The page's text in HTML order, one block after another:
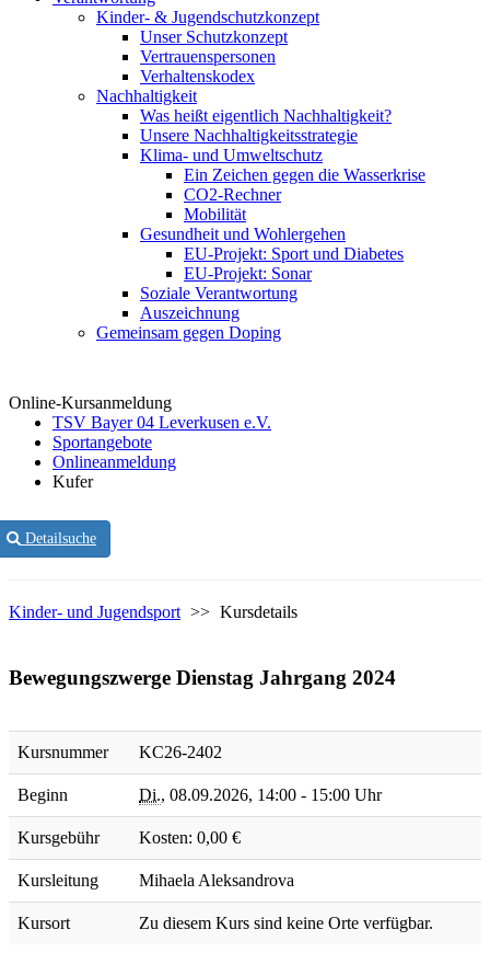
Kinder- & Jugendschutzkonzept
Unser Schutzkonzept
Vertrauenspersonen
Verhaltenskodex
Nachhaltigkeit
Was heißt eigentlich Nachhaltigkeit?
Unsere Nachhaltigkeitsstrategie
Klima- und Umweltschutz
Ein Zeichen gegen die Wasserkrise
CO2-Rechner
Mobilität
Gesundheit und Wohlergehen
EU-Projekt: Sport und Diabetes
EU-Projekt: Sonar
Soziale Verantwortung
Auszeichnung
Gemeinsam gegen Doping
Online-Kursanmeldung
TSV Bayer 04 Leverkusen e.V.
Sportangebote
Onlineanmeldung
Kufer
Detailsuche
Kinder- und Jugendsport >> Kursdetails
Bewegungszwerge Dienstag Jahrgang 2024
Kursnummer KC26-2402
Beginn Di., 08.09.2026, 14:00 - 15:00 Uhr
Kursgebühr Kosten: 0,00 €
Kursleitung Mihaela Aleksandrova
Kursort Zu diesem Kurs sind keine Orte verfügbar.